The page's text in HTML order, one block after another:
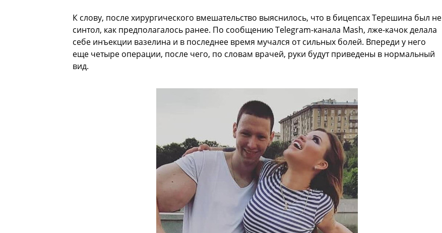
К слову, после хирургического вмешательство выяснилось, что в бицепсах Терешина был не
синтол, как предполагалось ранее. По сообщению Telegram-канала Mash, лже-качок делала
себе инъекции вазелина и в последнее время мучался от сильных болей. Впереди у него
еще четыре операции, после чего, по словам врачей, руки будут приведены в нормальный
вид.